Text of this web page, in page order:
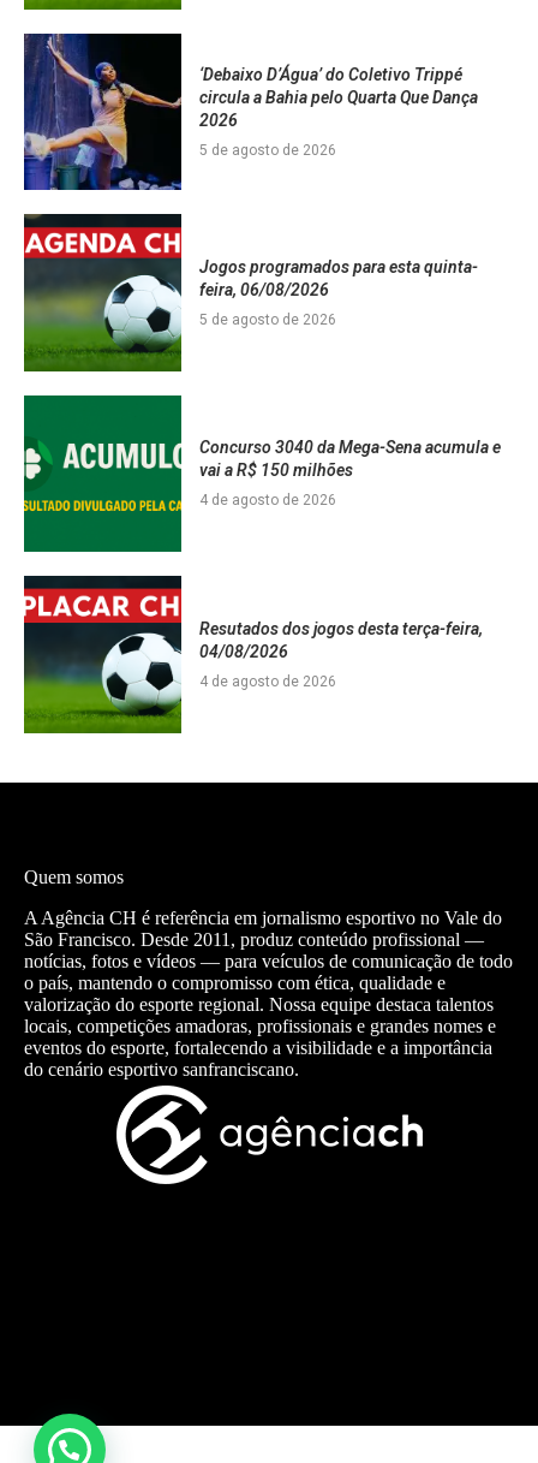
‘Debaixo D’Água’ do Coletivo Trippé
circula a Bahia pelo Quarta Que Dança
2026
5 de agosto de 2026
Jogos programados para esta quinta-
feira, 06/08/2026
5 de agosto de 2026
Concurso 3040 da Mega-Sena acumula e
vai a R$ 150 milhões
4 de agosto de 2026
Resutados dos jogos desta terça-feira,
04/08/2026
4 de agosto de 2026
Quem somos
A Agência CH é referência em jornalismo esportivo no Vale do
São Francisco. Desde 2011, produz conteúdo profissional —
notícias, fotos e vídeos — para veículos de comunicação de todo
o país, mantendo o compromisso com ética, qualidade e
valorização do esporte regional. Nossa equipe destaca talentos
locais, competições amadoras, profissionais e grandes nomes e
eventos do esporte, fortalecendo a visibilidade e a importância
do cenário esportivo sanfranciscano.